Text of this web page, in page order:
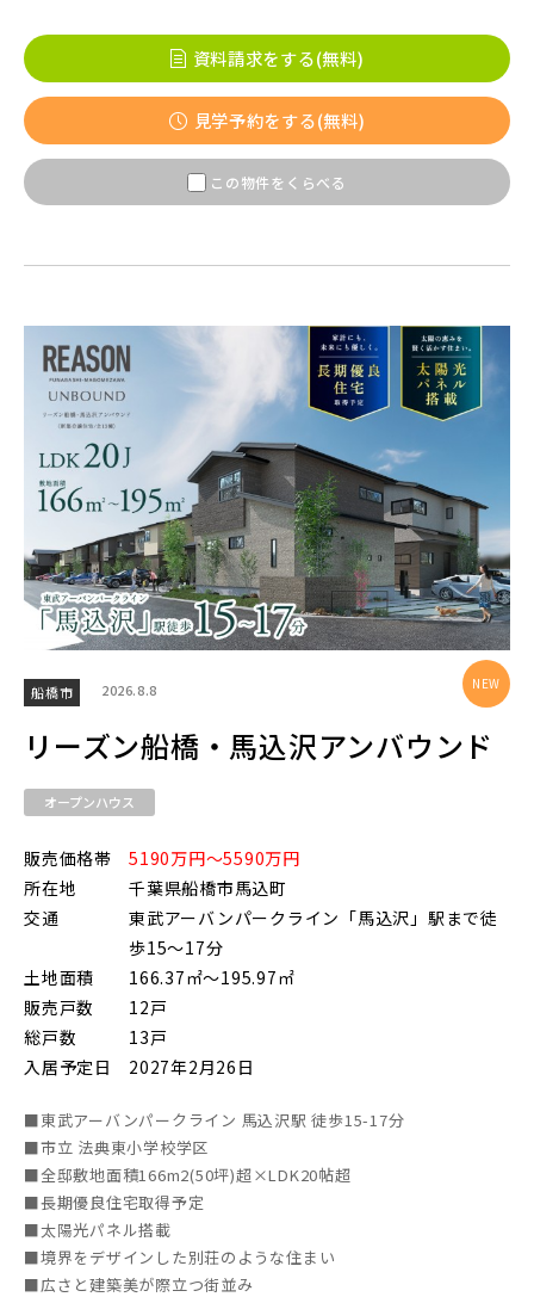
白井市(0)
千葉市(2)
千葉・常磐エリア(15)
松戸市(4)
野田市(0)
練馬区(2) 足立区(0)
葛飾区(2)
江戸川区(1)
東久留米市(2)
物件を検索する
駅から探す
JR
JR京浜東北線
JR埼京線
JR川越線
JR高崎線
JR武蔵野線
地図にあるご希望の物件アイコンをクリックすると
物件詳細が表示されます
見学OK
見学不可
すべて
画像
すべて 外観
キッチン
その他 関連画像
こだわり条件
資料請求をする(無料)
見学予約をする(無料)
この物件をくらべる
船橋市 2026.8.8
リーズン船橋・馬込沢アンバウンド
オープンハウス
販売価格帯
5190万円～5590万円
所在地
千葉県船橋市馬込町
交通
東武アーバンパークライン「馬込沢」駅まで徒
歩15～17分
土地面積
166.37㎡～195.97㎡
販売戸数
12戸
総戸数
13戸
入居予定日
2027年2月26日
■東武アーバンパークライン 馬込沢駅 徒歩15-17分
■市立 法典東小学校学区
■全邸敷地面積166m2(50坪)超×LDK20帖超
■長期優良住宅取得予定
■太陽光パネル搭載
■境界をデザインした別荘のような住まい
■広さと建築美が際立つ街並み